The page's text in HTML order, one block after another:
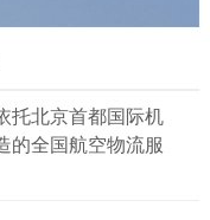
托北京首都国际机
的全国航空物流服